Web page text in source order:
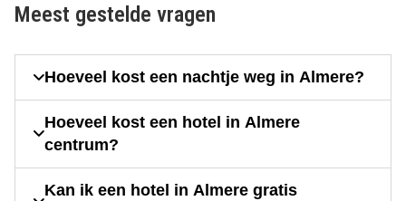
Meest gestelde vragen
Hoeveel kost een nachtje weg in Almere?
Hoeveel kost een hotel in Almere
centrum?
Kan ik een hotel in Almere gratis